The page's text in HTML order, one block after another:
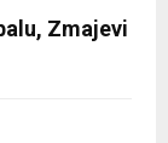
Zmajevi